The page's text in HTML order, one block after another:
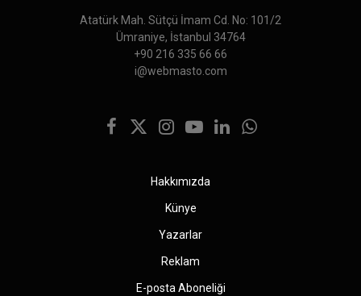
Atatürk Mah. Sütçü İmam Cd. No: 101/2
Ümraniye, İstanbul 34764
+90 216 335 66 66
i@webmasto.com
Facebook
X
Instagram
YouTubeLinkedInWhatsApp
Hakkımızda
Künye
Yazarlar
Reklam
E-posta Aboneliği